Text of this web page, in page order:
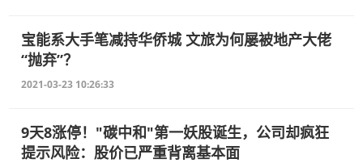
宝能系大手笔减持华侨城 文旅为何屡被地产大佬
“抛弃”？
2021-03-23 10:26:33
9天8涨停！"碳中和"第一妖股诞生，公司却疯狂
提示风险：股价已严重背离基本面